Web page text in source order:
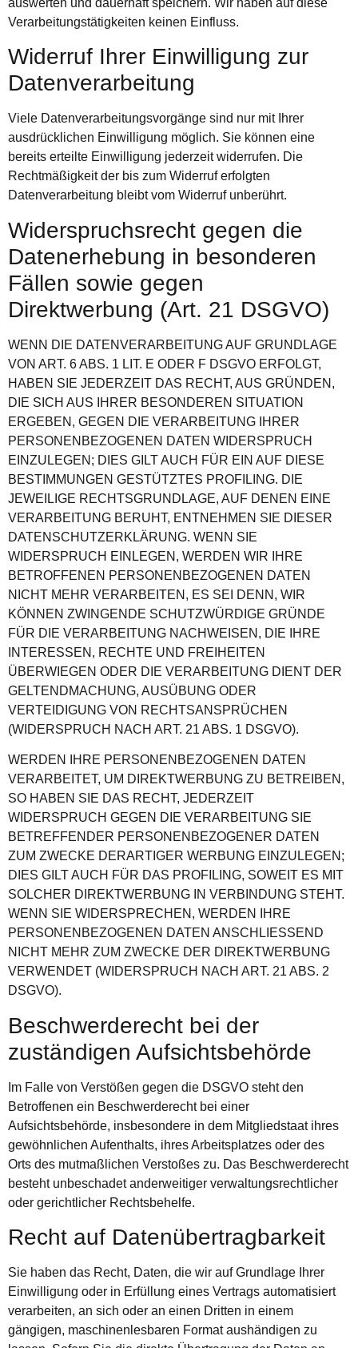
auswerten und dauerhaft speichern. Wir haben auf diese
Verarbeitungstätigkeiten keinen Einfluss.
Widerruf Ihrer Einwilligung zur
Datenverarbeitung
Viele Datenverarbeitungsvorgänge sind nur mit Ihrer
ausdrücklichen Einwilligung möglich. Sie können eine
bereits erteilte Einwilligung jederzeit widerrufen. Die
Rechtmäßigkeit der bis zum Widerruf erfolgten
Datenverarbeitung bleibt vom Widerruf unberührt.
Widerspruchsrecht gegen die
Datenerhebung in besonderen
Fällen sowie gegen
Direktwerbung (Art. 21 DSGVO)
WENN DIE DATENVERARBEITUNG AUF GRUNDLAGE
VON ART. 6 ABS. 1 LIT. E ODER F DSGVO ERFOLGT,
HABEN SIE JEDERZEIT DAS RECHT, AUS GRÜNDEN,
DIE SICH AUS IHRER BESONDEREN SITUATION
ERGEBEN, GEGEN DIE VERARBEITUNG IHRER
PERSONENBEZOGENEN DATEN WIDERSPRUCH
EINZULEGEN; DIES GILT AUCH FÜR EIN AUF DIESE
BESTIMMUNGEN GESTÜTZTES PROFILING. DIE
JEWEILIGE RECHTSGRUNDLAGE, AUF DENEN EINE
VERARBEITUNG BERUHT, ENTNEHMEN SIE DIESER
DATENSCHUTZERKLÄRUNG. WENN SIE
WIDERSPRUCH EINLEGEN, WERDEN WIR IHRE
BETROFFENEN PERSONENBEZOGENEN DATEN
NICHT MEHR VERARBEITEN, ES SEI DENN, WIR
KÖNNEN ZWINGENDE SCHUTZWÜRDIGE GRÜNDE
FÜR DIE VERARBEITUNG NACHWEISEN, DIE IHRE
INTERESSEN, RECHTE UND FREIHEITEN
ÜBERWIEGEN ODER DIE VERARBEITUNG DIENT DER
GELTENDMACHUNG, AUSÜBUNG ODER
VERTEIDIGUNG VON RECHTSANSPRÜCHEN
(WIDERSPRUCH NACH ART. 21 ABS. 1 DSGVO).
WERDEN IHRE PERSONENBEZOGENEN DATEN
VERARBEITET, UM DIREKTWERBUNG ZU BETREIBEN,
SO HABEN SIE DAS RECHT, JEDERZEIT
WIDERSPRUCH GEGEN DIE VERARBEITUNG SIE
BETREFFENDER PERSONENBEZOGENER DATEN
ZUM ZWECKE DERARTIGER WERBUNG EINZULEGEN;
DIES GILT AUCH FÜR DAS PROFILING, SOWEIT ES MIT
SOLCHER DIREKTWERBUNG IN VERBINDUNG STEHT.
WENN SIE WIDERSPRECHEN, WERDEN IHRE
PERSONENBEZOGENEN DATEN ANSCHLIESSEND
NICHT MEHR ZUM ZWECKE DER DIREKTWERBUNG
VERWENDET (WIDERSPRUCH NACH ART. 21 ABS. 2
DSGVO).
Beschwerde­recht bei der
zuständigen Aufsichts­behörde
Im Falle von Verstößen gegen die DSGVO steht den
Betroffenen ein Beschwerderecht bei einer
Aufsichtsbehörde, insbesondere in dem Mitgliedstaat ihres
gewöhnlichen Aufenthalts, ihres Arbeitsplatzes oder des
Orts des mutmaßlichen Verstoßes zu. Das Beschwerderecht
besteht unbeschadet anderweitiger verwaltungsrechtlicher
oder gerichtlicher Rechtsbehelfe.
Recht auf Daten­übertrag­barkeit
Sie haben das Recht, Daten, die wir auf Grundlage Ihrer
Einwilligung oder in Erfüllung eines Vertrags automatisiert
verarbeiten, an sich oder an einen Dritten in einem
gängigen, maschinenlesbaren Format aushändigen zu